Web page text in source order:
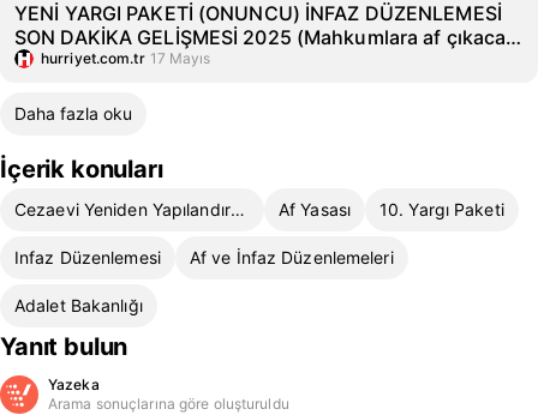
YENİ YARGI PAKETİ (ONUNCU) İNFAZ DÜZENLEMESİ
SON DAKİKA GELİŞMESİ 2025 (Mahkumlara af çıkacak
mı?): Yeni yargı paketi ile COVİD izni düzenlemesi,
belirginleşiyor! Af ne zaman çıkacak, son durum
hurriyet.com.tr 17 Mayıs
Daha fazla oku
İçerik konuları
Cezaevi Yeniden Yapılandırması Af Yasası 10. Yargı Paketi
Infaz Düzenlemesi Af ve İnfaz Düzenlemeleri
Adalet Bakanlığı
Yanıt bulun
Yazeka
Arama sonuçlarına göre oluşturuldu